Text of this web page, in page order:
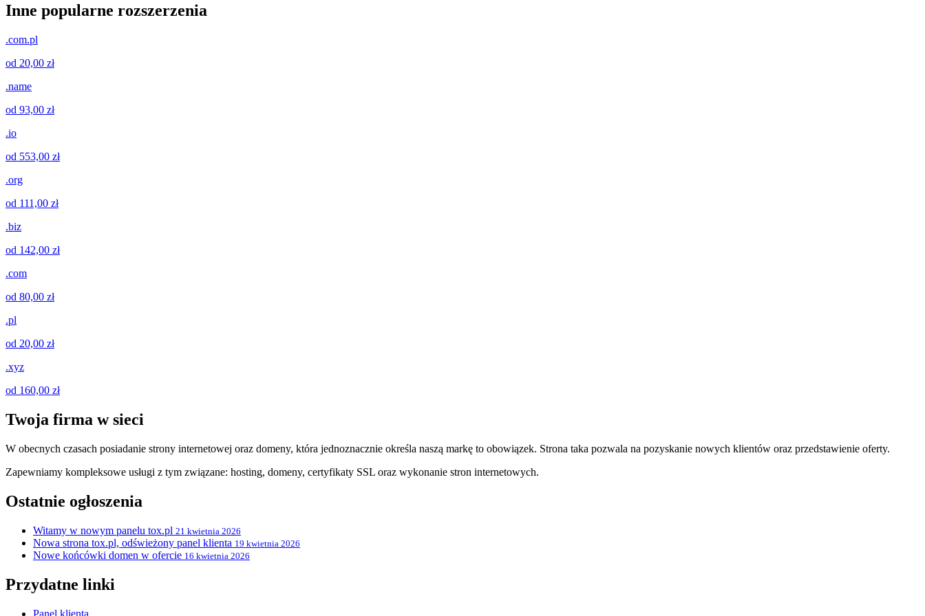
Inne popularne rozszerzenia
.com.pl
od 20,00 zł
.name
od 93,00 zł
.io
od 553,00 zł
.org
od 111,00 zł
.biz
od 142,00 zł
.com
od 80,00 zł
.pl
od 20,00 zł
.xyz
od 160,00 zł
Twoja firma w sieci
W obecnych czasach posiadanie strony internetowej oraz domeny, która jednoznacznie określa naszą markę to obowiązek. Strona taka pozwala na pozyskanie nowych klientów oraz przedstawienie oferty.
Zapewniamy kompleksowe usługi z tym związane: hosting, domeny, certyfikaty SSL oraz wykonanie stron internetowych.
Ostatnie ogłoszenia
Witamy w nowym panelu tox.pl 21 kwietnia 2026
Nowa strona tox.pl, odświeżony panel klienta 19 kwietnia 2026
Nowe końcówki domen w ofercie 16 kwietnia 2026
Przydatne linki
Panel klienta